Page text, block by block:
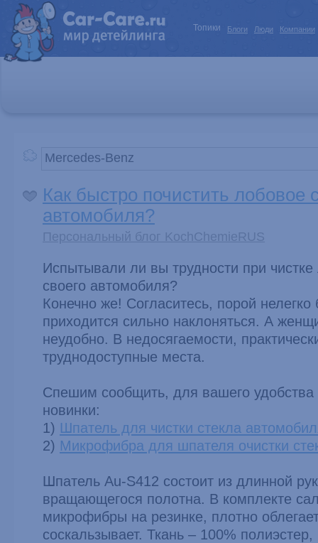
Топики Блоги Люди Компании
Как быстро почистить лобовое
автомобиля?
Персональный блог KochChemieRUS
Испытывали ли вы трудности при чистке
своего автомобиля?
Конечно же! Согласитесь, порой нелегко
приходится сильно наклоняться. А
неудобно. В недосягаемости,
труднодоступные места.
Спешим сообщить, для вашего удобства
новинки:
1) Шпатель для чистки стекла
2) Микрофибра для шпателя очистки
Шпатель Au-S412 состоит из длинной
вращающегося полотна. В комплекте
микрофибры на резинке, плотно
соскальзывает. Ткань – 100%